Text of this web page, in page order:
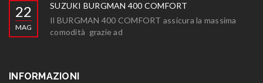
22
MAG
SUZUKI BURGMAN 400 COMFORT
Il BURGMAN 400 COMFORT assicura la massima
comodità grazie ad
INFORMAZIONI